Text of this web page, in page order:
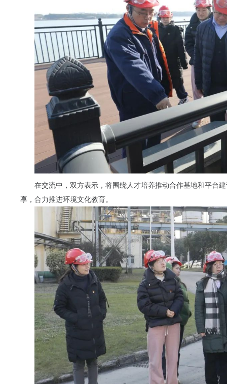
在交流中，双方表示，将围绕人才培养推动合作基地和平台
享，合力推进环境文化教育。